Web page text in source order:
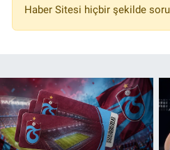
Haber Sitesi hiçbir şekilde